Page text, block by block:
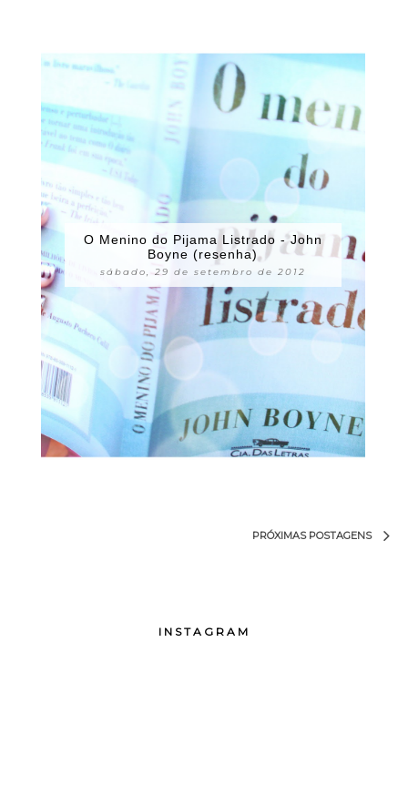
O Menino do Pijama Listrado - John
Boyne (resenha)
sábado, 29 de setembro de 2012
PRÓXIMAS POSTAGENS
INSTAGRAM